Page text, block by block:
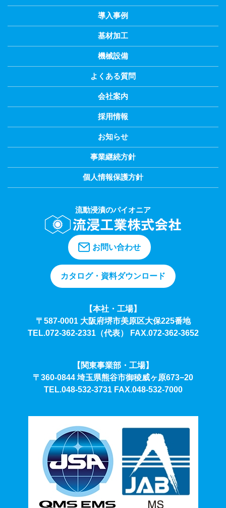
導入事例
基材加工
機械設備
よくある質問
会社案内
採用情報
お知らせ
事業継続方針
個人情報保護方針
流動浸漬のパイオニア
お問い合わせ
カタログ・資料ダウンロード
【本社・工場】
〒587-0001 大阪府堺市美原区大保225番地
TEL.072-362-2331（代表）
FAX.072-362-3652
【関東事業部・工場】
〒360-0844 埼玉県熊谷市御稜威ヶ原673−20
TEL.048-532-3731 FAX.048-532-7000